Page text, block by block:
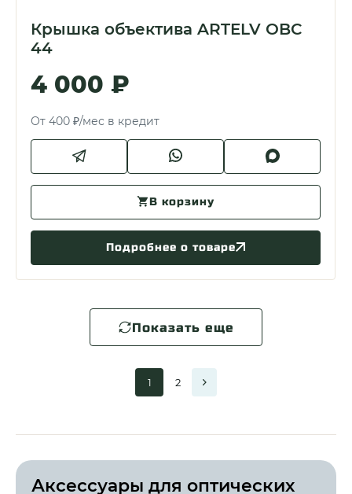
Аксессуары для оптических
Крышка объектива ARTELV OBC
44
4 000 ₽
От 400 ₽/мес в кредит
В корзину
Подробнее о товаре
Показать еще
1 2